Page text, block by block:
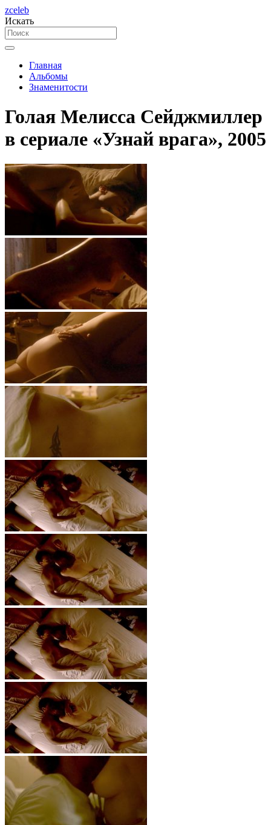
zceleb
Искать
Главная
Альбомы
Знаменитости
Голая Мелисса Сейджмиллер
в сериале «Узнай врага», 2005